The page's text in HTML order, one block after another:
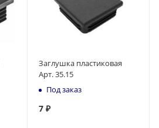
Заглушка пластиковая
Арт. 35.15
Под заказ
7 ₽